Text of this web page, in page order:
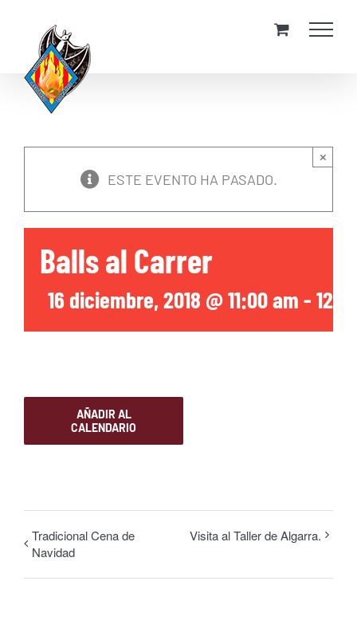
content
ESTE EVENTO HA PASADO.
×
Balls al Carrer
16 diciembre, 2018 @ 11:00 am -
AÑADIR AL
CALENDARIO
Tradicional Cena de
Navidad
Visita al Taller de Algarra.